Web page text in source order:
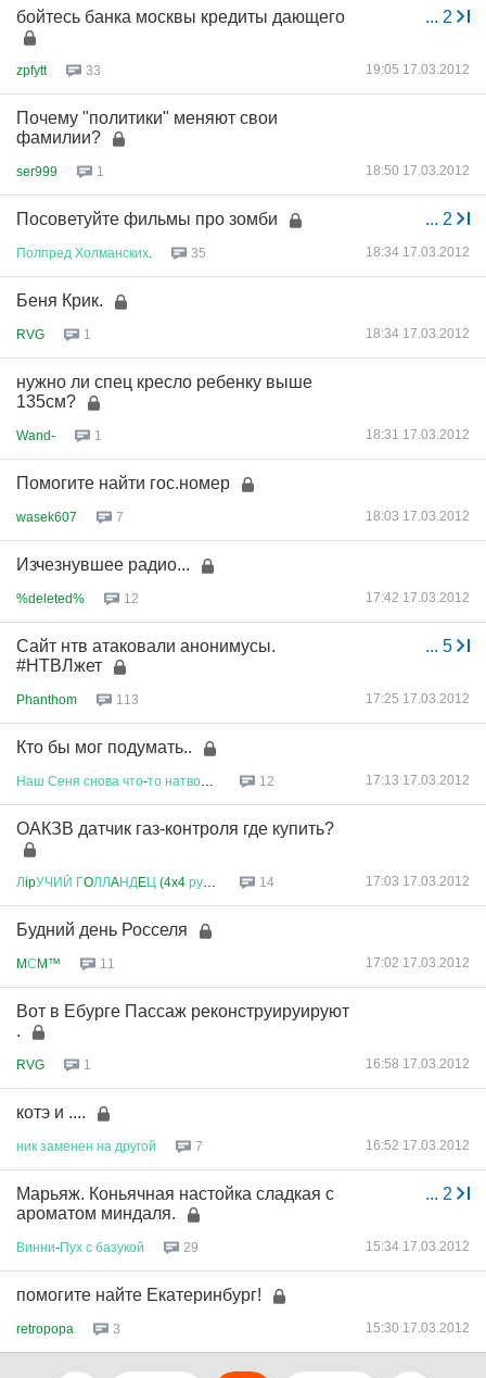
... 2
бойтесь банка москвы кредиты дающего
zpfytt 33 19:05 17.03.2012
Почему "политики" меняют свои
фамилии?
ser999 1 18:50 17.03.2012
... 2
Посоветуйте фильмы про зомби
Полпред Холманских 35 18:34 17.03.2012
Беня Крик.
RVG 1 18:34 17.03.2012
нужно ли спец кресло ребенку выше
135см?
Wand- 1 18:31 17.03.2012
Помогите найти гос.номер
wasek607 7 18:03 17.03.2012
Изчезнувшее радио...
%deleted% 12 17:42 17.03.2012
... 5
Сайт нтв атаковали анонимусы.
#НТВЛжет
Phanthom 113 17:25 17.03.2012
Кто бы мог подумать..
Наш Сеня снова что-то натворил 12 17:13 17.03.2012
ОАКЗВ датчик газ-контроля где купить?
ЛipУЧИЙ ГOЛЛAНДEЦ (4x4 рулит 14 17:03 17.03.2012
Будний день Росселя
MСM™ 11 17:02 17.03.2012
Вот в Ебурге Пассаж реконструируируют
.
RVG 1 16:58 17.03.2012
котэ и ....
ник заменен на другой 7 16:52 17.03.2012
... 2
Марьяж. Коньячная настойка сладкая с
ароматом миндаля.
Винни-Пух с базукой 29 15:34 17.03.2012
помогите найте Екатеринбург!
retropopa 3 15:30 17.03.2012